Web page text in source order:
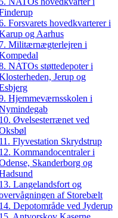
Forsvarets hovedkvarterer i
og Aarhus
7. Militærnægterlejren i
NATOs støttedepoter i
Jerup og
Hjemmeværnsskolen i
10. Øvelsesterrænet ved
11. Flyvestation Skrydstrup
12. Kommandocentraler i
Skanderborg og
13. Langelandsfort og
af Storebælt
14. Depotområde ved Jyderup